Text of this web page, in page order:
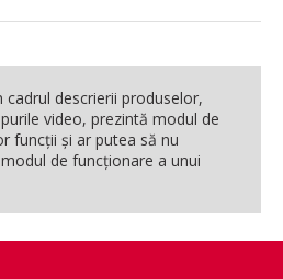
cadrul descrierii produselor,
video, prezintă modul de
funcţii şi ar putea să nu
de funcţionare a unui